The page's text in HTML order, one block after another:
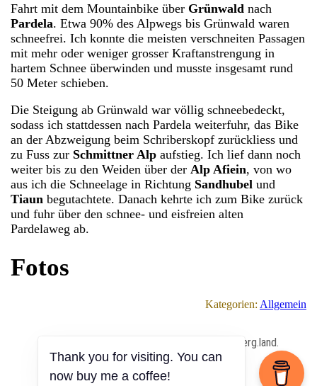
Fahrt mit dem Mountainbike über Grünwald nach
Pardela. Etwa 90% des Alpwegs bis Grünwald waren
schneefrei. Ich konnte die meisten verschneiten Passagen
mit mehr oder weniger grosser Kraftanstrengung in
hartem Schnee überwinden und musste insgesamt rund
50 Meter schieben.
Die Steigung ab Grünwald war völlig schneebedeckt,
sodass ich stattdessen nach Pardela weiterfuhr, das Bike
an der Abzweigung beim Schriberskopf zurückliess und
zu Fuss zur Schmittner Alp aufstieg. Ich lief dann noch
weiter bis zu den Weiden über derAlp Afiein, von wo
aus ich die Schneelage in Richtung Sandhubel und
Tiaun begutachtete. Danach kehrte ich zum Bike zurück
und fuhr über den schnee- und eisfreien alten
Pardelaweg ab.
Fotos
Kategorien: Allgemein
All Content Copyrighted ⓒ 2013 – 2026 by berg.land.
Impressum Datenschutz
Thank you for visiting. You can
now buy me a coffee!